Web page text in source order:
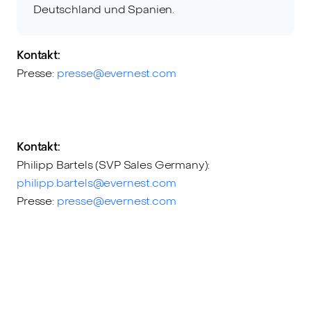
Deutschland und Spanien.
Kontakt:
Presse: presse@evernest.com
Kontakt:
Philipp Bartels (SVP Sales Germany):
philipp.bartels@evernest.com
Presse: presse@evernest.com